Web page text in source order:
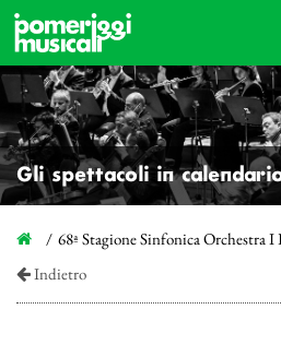
Gli spettacoli in
68ª Stagione Sinfonica Orchestra
Indietro